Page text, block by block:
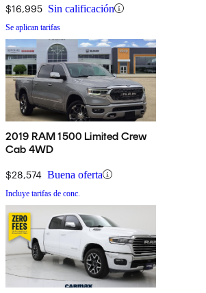
$16,995 Sin calificación
Se aplican tarifas
2019 RAM 1500 Limited Crew
Cab 4WD
$28,574 Buena oferta
Incluye tarifas de conc.